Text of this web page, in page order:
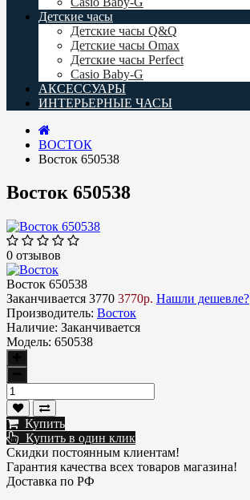
Детские часы
Детские часы Q&Q
Детские часы Omax
Детские часы Perfect
Casio Baby-G
АКСЕССУАРЫ
ИНТЕРЬЕРНЫЕ ЧАСЫ
ВОСТОК
Восток 650538
Восток 650538
0 отзывов
Восток 650538
Заканчивается 3770 3770р. Нашли дешевле?
Производитель: Восток
Наличие: Заканчивается
Модель: 650538
Купить
Купить в один клик
Скидки постоянным клиентам!
Гарантия качества всех товаров магазина!
Доставка по РФ